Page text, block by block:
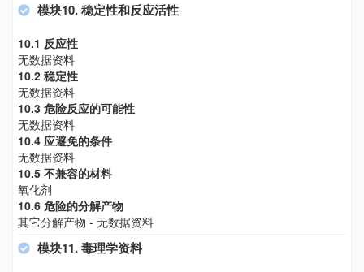
模块10. 稳定性和反应活性
10.1 反应性
无数据资料
10.2 稳定性
无数据资料
10.3 危险反应的可能性
无数据资料
10.4 应避免的条件
无数据资料
10.5 不兼容的材料
氧化剂
10.6 危险的分解产物
其它分解产物 - 无数据资料
模块11. 毒理学资料